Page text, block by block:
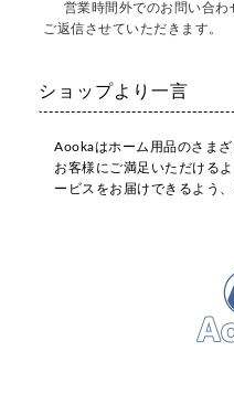
営業時間外でのお問い合
ご返信させていただきます。
ショップより一言
Aookaはホーム用品のさま
お客様にご満足いただける
ービスをお届けできるよう